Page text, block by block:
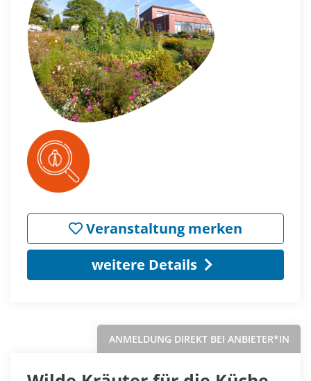
Veranstaltung merken
weitere Details
ANMELDUNG DIREKT BEI ANBIETER*IN